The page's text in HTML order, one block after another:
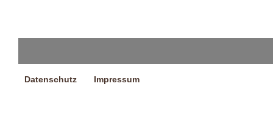
Datenschutz Impressum